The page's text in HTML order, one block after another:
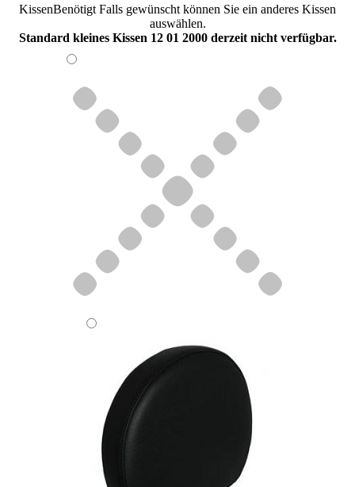
KissenBenötigt Falls gewünscht können Sie ein anderes Kissen
auswählen.
Standard kleines Kissen 12 01 2000 derzeit nicht verfügbar.